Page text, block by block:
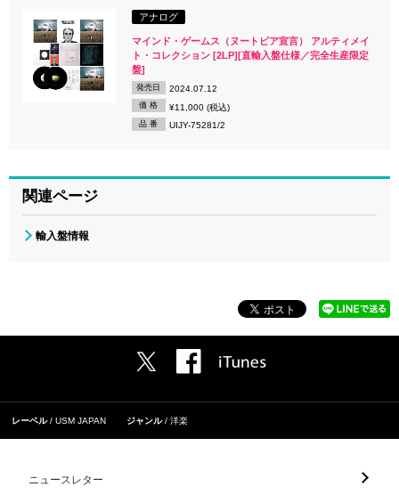
アナログ
マインド・ゲームス（ヌートピア宣言） アルティメイ
ト・コレクション [2LP][直輸入盤仕様／完全生産限定
盤]
発売日 2024.07.12
価 格 ¥11,000 (税込)
品 番 UIJY-75281/2
関連ページ
輸入盤情報
レーベル USM JAPAN ジャンル 洋楽
ニュースレター